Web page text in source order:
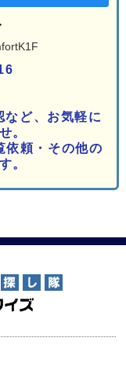
など、お気軽に
。
依頼・その他の
。